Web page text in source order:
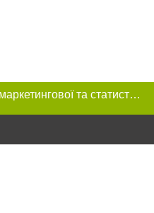
Цей сайт використовує «cookies». Також веб-сайт використовує інтернет-сервіс для збору технічних даних стосовно відвідувачів з метою отримання маркетингової та статистичної інформації. Умови обробки даних відвідувачів сайту див.